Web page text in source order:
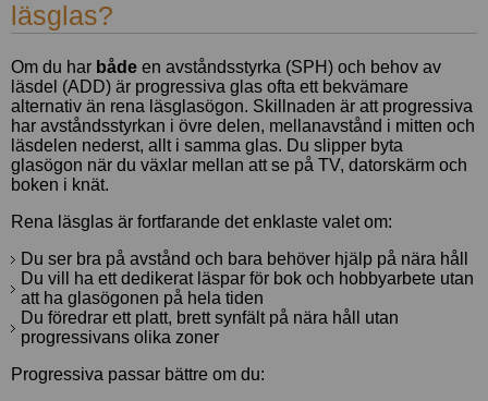
läsglas?
Om du har både en avståndsstyrka (SPH) och behov av
läsdel (ADD) är progressiva glas ofta ett bekvämare
alternativ än rena läsglasögon. Skillnaden är att progressiva
har avståndsstyrkan i övre delen, mellanavstånd i mitten och
läsdelen nederst, allt i samma glas. Du slipper byta
glasögon när du växlar mellan att se på TV, datorskärm och
boken i knät.
Rena läsglas är fortfarande det enklaste valet om:
Du ser bra på avstånd och bara behöver hjälp på nära håll
Du vill ha ett dedikerat läspar för bok och hobbyarbete utan
att ha glasögonen på hela tiden
Du föredrar ett platt, brett synfält på nära håll utan
progressivans olika zoner
Progressiva passar bättre om du: